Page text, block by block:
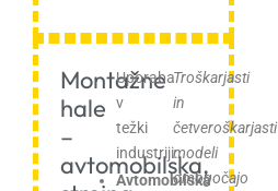
Montažne
hale
–
avtomobilska,
Uporaba
v
težki
industriji:
Avtomobilska
Troškarjasti
in
četveroškarjasti
modeli
omogočajo